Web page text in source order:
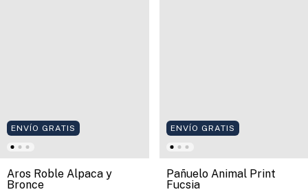
ENVÍO GRATIS
Aros Roble Alpaca y
Bronce
ENVÍO GRATIS
Pañuelo Animal Print
Fucsia